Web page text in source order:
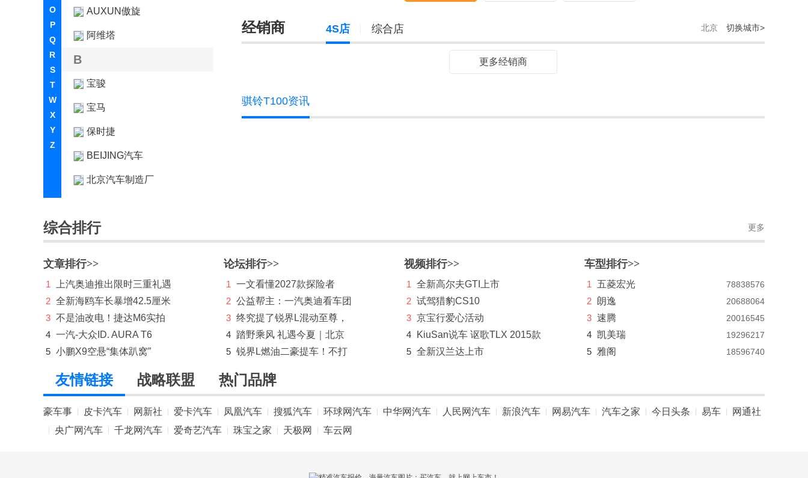
O
P
Q
R
S
T
W
X
Y
Z
AUXUN傲旋
阿维塔
B
宝骏
宝马
保时捷
BEIJING汽车
北京汽车制造厂
奔驰
标致
别克
宾利
比亚迪
博速
经销商 北京 切换城市>
4S店 综合店
更多经销商
骐铃T100资讯
综合排行 更多
文章排行>>
1
上汽奥迪推出限时三重礼遇
2 全新海鸥车长暴增42.5厘米
3 不是油改电！捷达M6实拍
4 一汽-大众ID. AURA T6
5 小鹏X9空悬“集体趴窝”
论坛排行>>
1
一文看懂2027款探险者
2 公益帮主：一汽奥迪看车团
3 终究提了锐界L混动至尊，
4 踏野乘风 礼遇今夏｜北京
5 锐界L燃油二豪提车！不打
视频排行>>
1
全新高尔夫GTI上市
2 试驾猎豹CS10
3 京宝行爱心活动
4
KiuSan说车 讴歌TLX 2015款
5 全新汉兰达上市
车型排行>>
1 五菱宏光 78838576
2 朗逸 20688064
3 速腾 20016545
4 凯美瑞 19296217
5 雅阁 18596740
友情链接 战略联盟 热门品牌
豪车事 皮卡汽车 网新社 爱卡汽车 凤凰汽车 搜狐汽车 环球网汽车 中华网汽车 人民网汽车 新浪汽车 网易汽车 汽车之家 今日头条 易车 网通社
央广网汽车 千龙网汽车 爱奇艺汽车 珠宝之家 天极网 车云网